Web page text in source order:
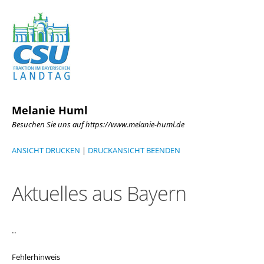
Melanie Huml
Besuchen Sie uns auf https://www.melanie-huml.de
ANSICHT DRUCKEN | DRUCKANSICHT BEENDEN
Aktuelles aus Bayern
..
Fehlerhinweis